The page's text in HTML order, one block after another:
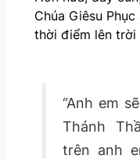
Chúa Giêsu
thời điểm lên
“Anh em
Thánh
trên anh